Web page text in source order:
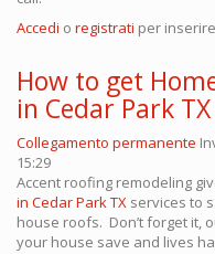
Accedi o registrati per
How to get
in Cedar Park
Collegamento permanente
15:29
Accent roofing remodeling
in Cedar Park TX services to
house roofs. Don’t forget it,
your house save and lives